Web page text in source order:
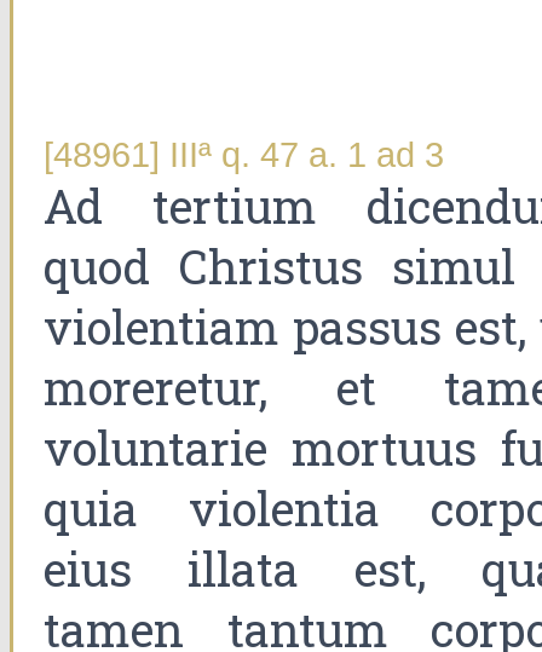
[48961] IIIª q. 47 a. 1 ad 3
Ad tertium
quod Christus simul
violentiam passus est,
moreretur, et
voluntarie mortuus
quia violentia
eius illata est,
tamen tantum